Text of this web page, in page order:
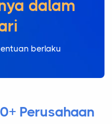
dala
berlaku
Berbagai Klien dari